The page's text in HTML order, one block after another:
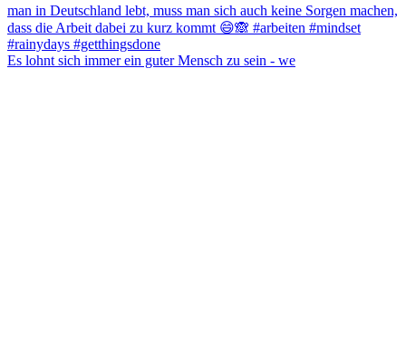
Es lohnt sich immer ein guter Mensch zu sein - we